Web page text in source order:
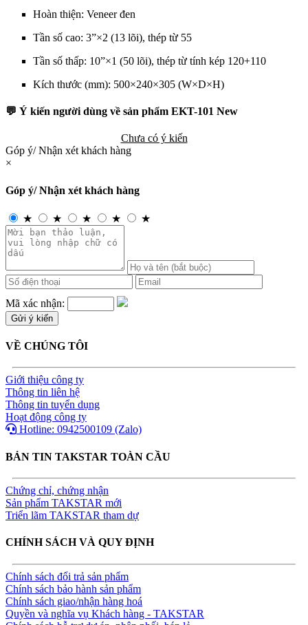
Hoàn thiện: Veneer đen
Tần số cao: 3”×2 (13 lõi), thép từ 55
Tần số thấp: 10”×1 (50 lõi), thép từ tính kép 120+110
Kích thước (mm): 500×240×305 (W×D×H)
💬 Ý kiến người dùng về sản phẩm EKT-101 New
Chưa có ý kiến
Góp ý/ Nhận xét khách hàng
×
Góp ý/ Nhận xét khách hàng
★ ★ ★ ★ ★
Mã xác nhận:
VỀ CHÚNG TÔI
Giới thiệu công ty
Thông tin liên hệ
Thông tin tuyển dụng
Hoạt động công ty
Hotline: 0942500109 (Zalo)
BẢN TIN TAKSTAR TOÀN CẦU
Chứng chỉ, chứng nhận
Sản phẩm TAKSTAR mới
Triển lãm TAKSTAR tham dự
CHÍNH SÁCH VÀ QUY ĐỊNH
Chính sách đổi trả sản phẩm
Chính sách bảo hành sản phẩm
Chính sách giao/nhận hàng hoá
Quyền và nghĩa vụ Khách hàng - TAKSTAR